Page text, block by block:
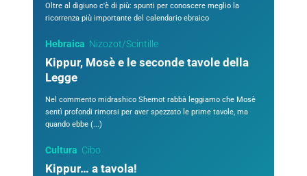
Oltre al digiuno c'è di più: spunti per conoscere meglio la
ricorrenza più importante del calendario ebraico
Hebraica Nizozot/Scintille
Kippur, Mosè e le seconde tavole della
Legge
Nel commento midrashico Shemot rabbà leggiamo che Mosè
sentì profondi rimorsi per aver spezzato le prime tavole, ma
quando ebbe (...)
Cultura Cibo
Kippur… a tavola!